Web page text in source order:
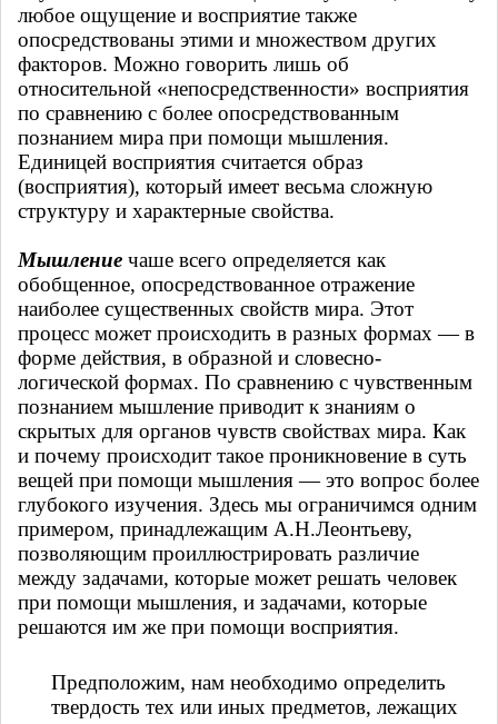
любое ощущение и восприятие также
опосредствованы этими и множеством других
факторов. Можно говорить лишь об
относительной «непосредственности» восприятия
по сравнению с более опосредствованным
познанием мира при помощи мышления.
Единицей восприятия считается образ
(восприятия), который имеет весьма сложную
структуру и характерные свойства.
Мышление чаше всего определяется как
обобщенное, опосредствованное отражение
наиболее существенных свойств мира. Этот
процесс может происходить в разных формах — в
форме действия, в образной и словесно-
логической формах. По сравнению с чувственным
познанием мышление приводит к знаниям о
скрытых для органов чувств свойствах мира. Как
и почему происходит такое проникновение в суть
вещей при помощи мышления — это вопрос более
глубокого изучения. Здесь мы ограничимся одним
примером, принадлежащим А.Н.Леонтьеву,
позволяющим проиллюстрировать различие
между задачами, которые может решать человек
при помощи мышления, и задачами, которые
решаются им же при помощи восприятия.
Предположим, нам необходимо определить
твердость тех или иных предметов, лежащих